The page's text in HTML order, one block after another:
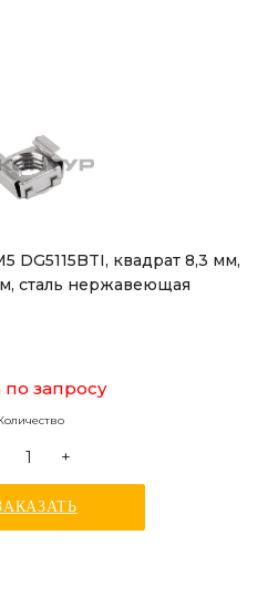
DG5115BTI, квадрат 8,3 мм,
сталь нержавеющая
запросу
+